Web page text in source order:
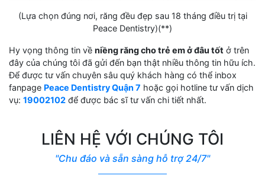
(Lựa chọn đúng nơi, răng đều đẹp sau 18 tháng điều trị tại
Peace Dentistry)(**)
Hy vọng thông tin về niềng răng cho trẻ em ở đâu tốt ở trên
đây của chúng tôi đã gửi đến bạn thật nhiều thông tin hữu ích.
Để được tư vấn chuyên sâu quý khách hàng có thể inbox
fanpage Peace Dentistry Quận 7 hoặc gọi hotline tư vấn dịch
vụ: 19002102 để được bác sĩ tư vấn chi tiết nhất.
LIÊN HỆ VỚI CHÚNG TÔI
"Chu đáo và sẵn sàng hỗ trợ 24/7"